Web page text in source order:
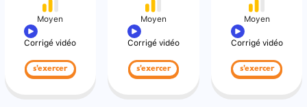
Moyen
Corrigé vidéo
s'exercer
Moyen
Corrigé vidéo
s'exercer
Moyen
Corrigé vidéo
s'exercer